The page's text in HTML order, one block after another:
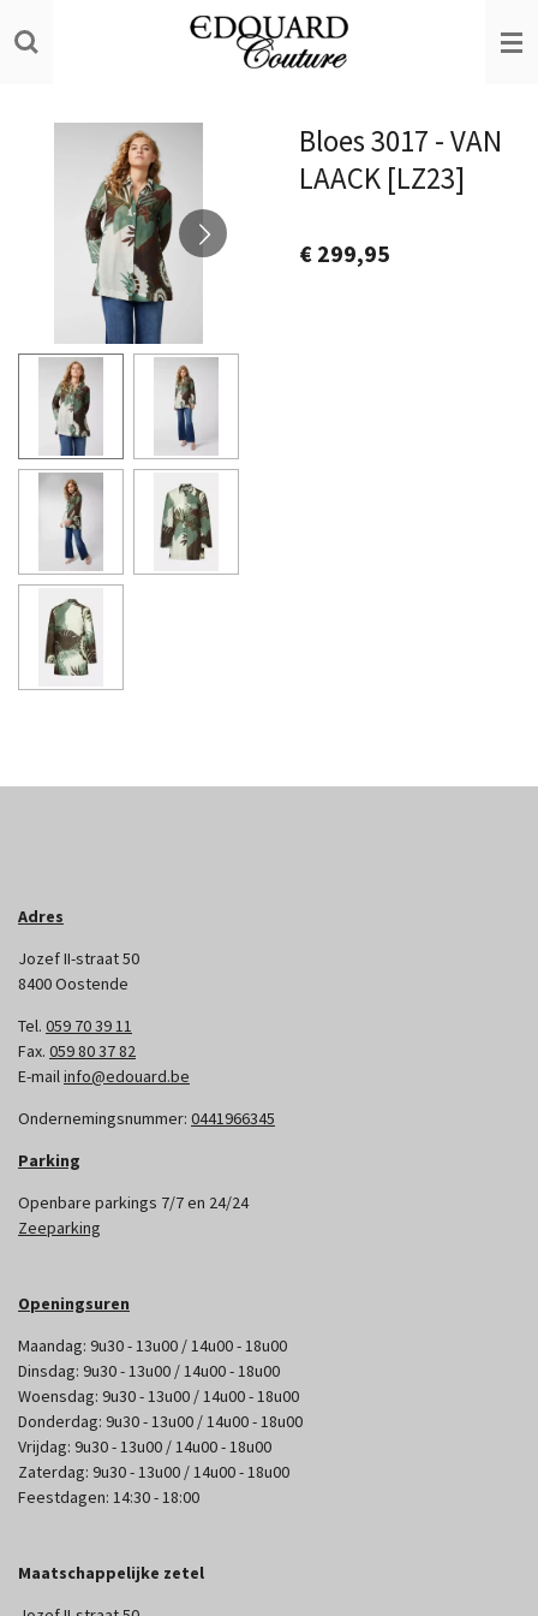
direct
hoofdinhoud
Bloes 3017 - VAN
LAACK [LZ23]
€ 299,95
Adres
Jozef II-straat 50
8400 Oostende
Tel. 059 70 39 11
Fax. 059 80 37 82
E-mailinfo@edouard.be
Ondernemingsnummer: 0441966345
Parking
Openbare parkings 7/7 en 24/24
Zeeparking
Openingsuren
Maandag: 9u30 - 13u00 / 14u00 - 18u00
Dinsdag: 9u30 - 13u00 / 14u00 - 18u00
Woensdag: 9u30 - 13u00 / 14u00 - 18u00
Donderdag: 9u30 - 13u00 / 14u00 - 18u00
Vrijdag: 9u30 - 13u00 / 14u00 - 18u00
Zaterdag: 9u30 - 13u00 / 14u00 - 18u00
Feestdagen: 14:30 - 18:00
Maatschappelijke zetel